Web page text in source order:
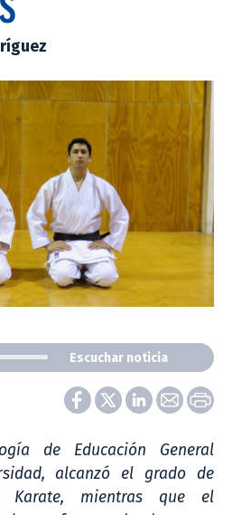
Escuchar noticia
de Educación General
alcanzó el grado de
Karate, mientras que el